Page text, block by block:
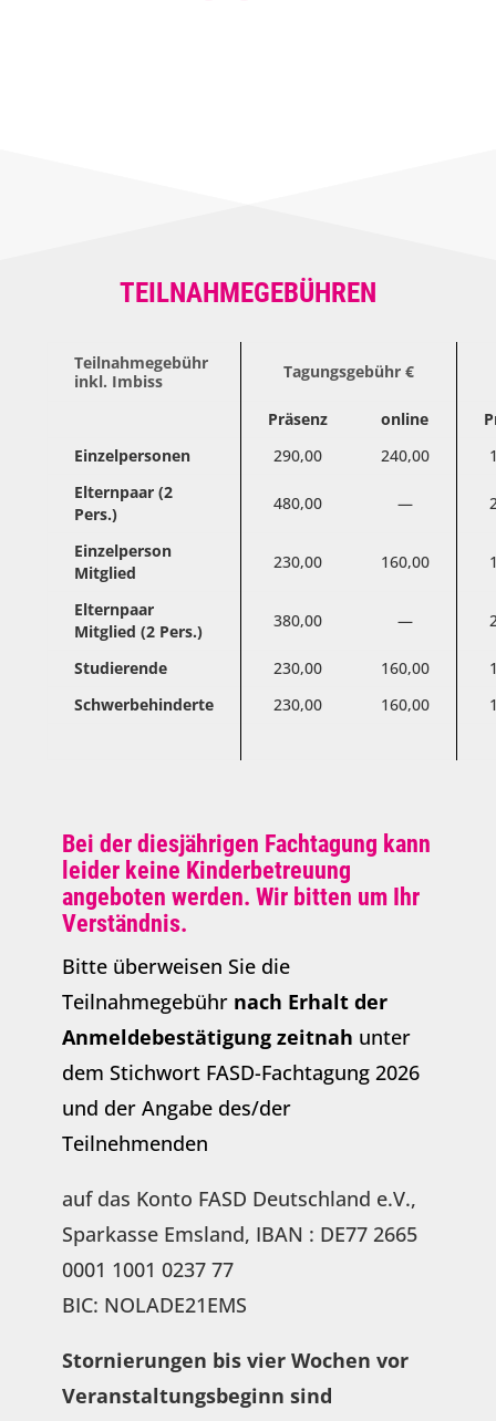
TEILNAHMEGEBÜHREN
Teilnahmegebühr
inkl. Imbiss
Tagungsgebühr €
Präsenz online
Einzelpersonen
290,00 240,00
Elternpaar (2
Pers.)
480,00 —
Einzelperson
Mitglied
230,00 160,00
Elternpaar
Mitglied (2 Pers.)
380,00 —
Studierende 230,00 160,00
Schwerbehinderte
230,00 160,00
Bei der diesjährigen Fachtagung kann
leider keine Kinderbetreuung
angeboten werden. Wir bitten um Ihr
Verständnis.
Bitte überweisen Sie die
Teilnahmegebühr nach Erhalt der
Anmeldebestätigung zeitnah unter
dem Stichwort FASD-Fachtagung 2026
und der Angabe des/der
Teilnehmenden
auf das Konto FASD Deutschland e.V.,
Sparkasse Emsland, IBAN : DE77 2665
0001 1001 0237 77
BIC: NOLADE21EMS
Stornierungen bis vier Wochen vor
Veranstaltungsbeginn sind